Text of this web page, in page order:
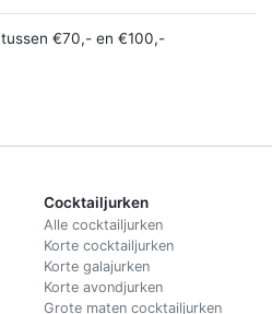
tussen €70,- en €100,-
Cocktailjurken
Alle cocktailjurken
Korte cocktailjurken
Korte galajurken
Korte avondjurken
Grote maten cocktailjurken